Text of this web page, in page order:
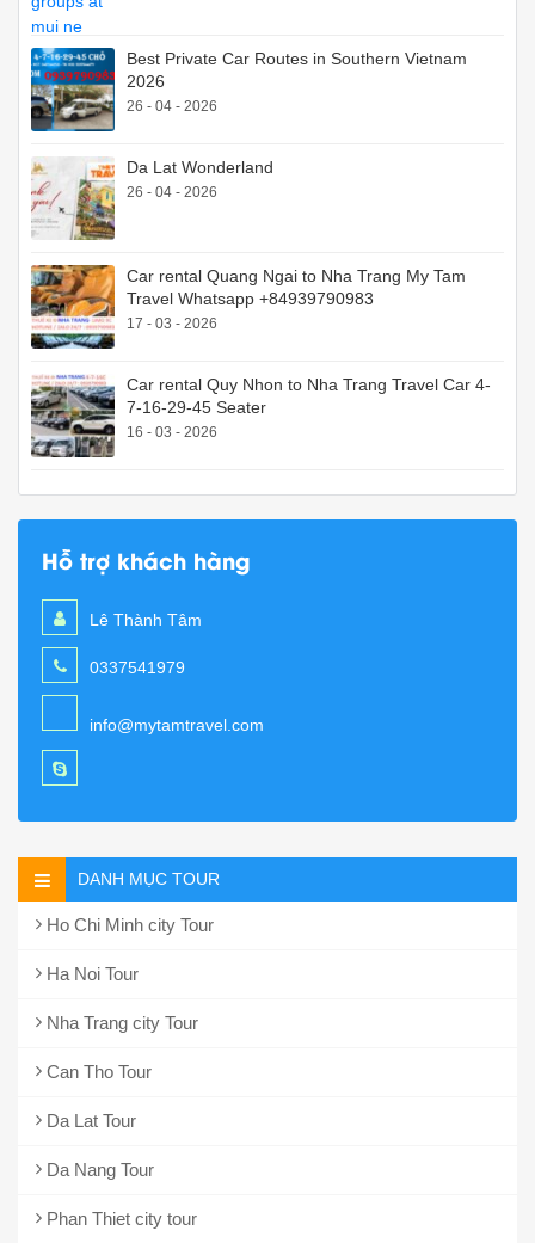
Best Private Car Routes in Southern Vietnam
2026
26 - 04 - 2026
Da Lat Wonderland
26 - 04 - 2026
Car rental Quang Ngai to Nha Trang My Tam
Travel Whatsapp +84939790983
17 - 03 - 2026
Car rental Quy Nhon to Nha Trang Travel Car 4-
7-16-29-45 Seater
16 - 03 - 2026
Hỗ trợ khách hàng
Lê Thành Tâm
0337541979
info@mytamtravel.com
DANH MỤC TOUR
Ho Chi Minh city Tour
Ha Noi Tour
Nha Trang city Tour
Can Tho Tour
Da Lat Tour
Da Nang Tour
Phan Thiet city tour